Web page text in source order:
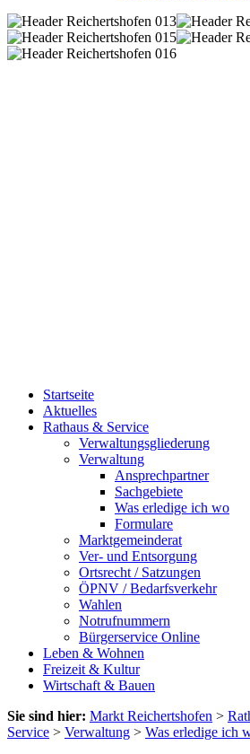
Startseite
Aktuelles
Rathaus & Service
Verwaltungsgliederung
Verwaltung
Ansprechpartner
Sachgebiete
Was erledige ich wo
Formulare
Marktgemeinderat
Ver- und Entsorgung
Ortsrecht / Satzungen
ÖPNV / Bedarfsverkehr
Wahlen
Notrufnummern
Bürgerservice Online
Leben & Wohnen
Freizeit & Kultur
Wirtschaft & Bauen
Sie sind hier: Markt Reichertshofen >
Service > Verwaltung > Was erledige ich